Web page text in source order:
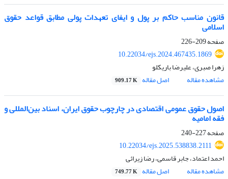
قانون مناسب حاکم بر پول و ایفای تعهدات پولی مطابق قواعد حقوق
اسلامی
صفحه209-226
10.22034/ejs.2024.467435.1869
زهرا صبری، علیرضا باریکلو
مشاهده مقاله
اصل مقاله 909.17 K
اصول حقوق عمومی اقتصادی در چارچوب حقوق ایران، اسناد بین‌المللی و
فقه امامیه
صفحه227-240
10.22034/ejs.2025.538838.2111
احمد اعتماد، جابر قاسمی، رضا زیرائی
مشاهده مقاله
اصل مقاله 749.77 K